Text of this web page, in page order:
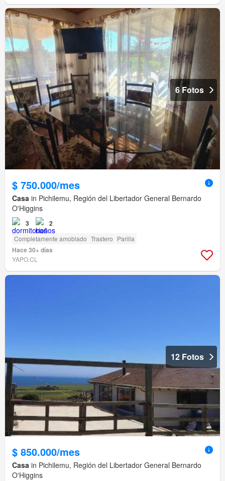
6 Fotos
$ 750.000/mes
Casa in Pichilemu, Región del Libertador General Bernardo
O'Higgins
3 2
Completamente amoblado Trastero Parilla
Hace 30+ días
YAPO.CL
12 Fotos
$ 850.000/mes
Casa in Pichilemu, Región del Libertador General Bernardo
O'Higgins